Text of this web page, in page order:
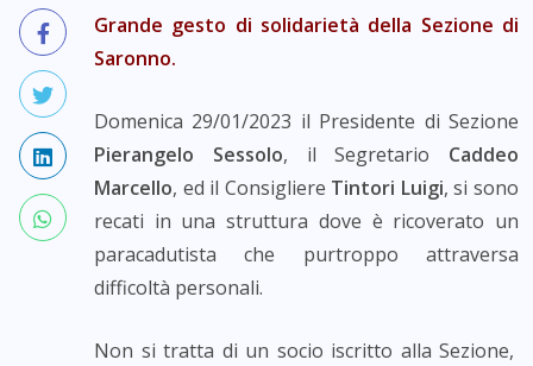
Grande gesto di solidarietà della Sezione di
Saronno.
Domenica 29/01/2023 il Presidente di Sezione
Pierangelo Sessolo, il Segretario Caddeo
Marcello, ed il Consigliere Tintori Luigi, si sono
recati in una struttura dove è ricoverato un
paracadutista che purtroppo attraversa
difficoltà personali.
Non si tratta di un socio iscritto alla Sezione,